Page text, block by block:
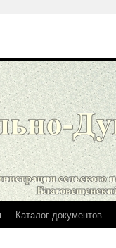
Каталог документов